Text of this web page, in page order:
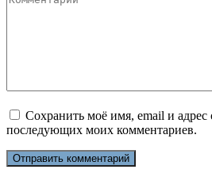
Сохранить моё имя, email и адрес
последующих моих комментариев.